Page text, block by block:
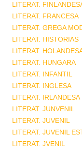
LITERAT.
LITERAT. FRANCESA
LITERAT. GREGA
LITERAT. HISTORIAS
LITERAT.
LITERAT. HUNGARA
LITERAT. INFANTIL
LITERAT. INGLESA
LITERAT. IRLANDESA
LITERAT. JUNVENIL
LITERAT. JUVENIL
LITERAT. JUVENIL
LITERAT. JVENIL